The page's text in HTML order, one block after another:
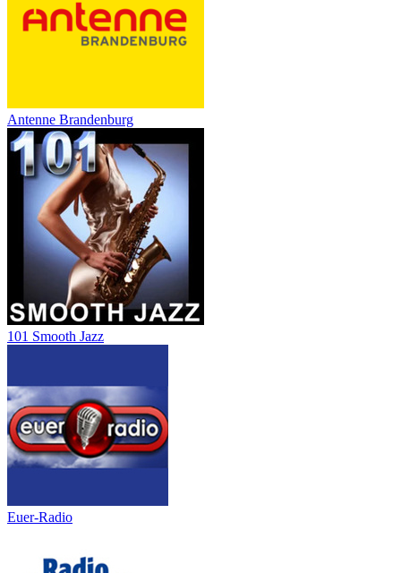
Antenne Brandenburg
101 Smooth Jazz
Euer-Radio